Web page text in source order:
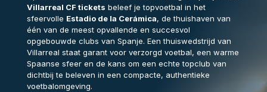
Villarreal CF tickets beleef je topvoetbal in het
sfeervolle Estadio de la Cerámica, de thuishaven van
één van de meest opvallende en succesvol
opgebouwde clubs van Spanje. Een thuiswedstrijd van
Villarreal staat garant voor verzorgd voetbal, een warme
Spaanse sfeer en de kans om een echte topclub van
dichtbij te beleven in een compacte, authentieke
voetbalomgeving.